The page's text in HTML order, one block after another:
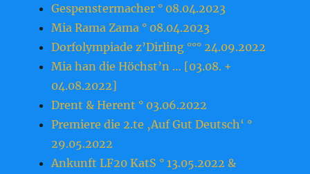
Gespenstermacher ° 08.04.2023
Mia Rama Zama ° 08.04.2023
Dorfolympiade z’Dirling °°° 24.09.2022
Mia han die Höchst’n … [03.08. +
04.08.2022]
Drent & Herent ° 03.06.2022
Premiere die 2.te ‚Auf Gut Deutsch‘ °
29.05.2022
Ankunft LF20 KatS ° 13.05.2022 &